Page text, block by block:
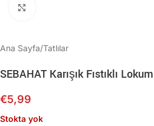
Ana Sayfa/Tatlılar
SEBAHAT Karışık Fıstıklı
€5,99
Stokta yok